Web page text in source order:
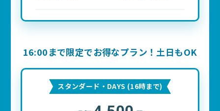
16:00まで限定でお得なプラン！土日もOK
スタンダード・DAYS (16時まで)